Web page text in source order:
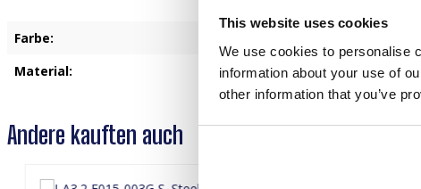
This website uses cookies
We use cookies to personalise
information about your use of
other information that you’ve
Farbe:
Material:
Edelstahl
Andere kauften auch